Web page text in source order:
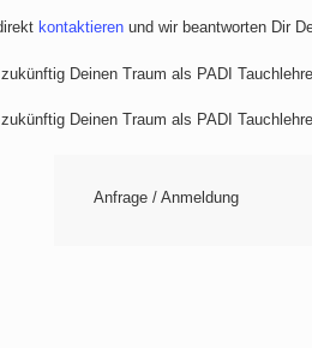
kontaktieren und wir beantworten Dir
Deinen Traum als PADI
Deinen Traum als PADI
Anfrage / Anmeldung